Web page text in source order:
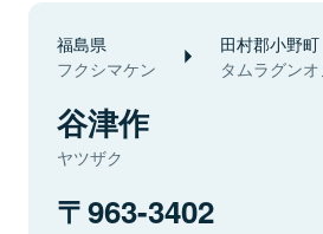
福島県
フクシマケン
田村郡小野町
タムラグン
谷津作
ヤツザク
963-3402